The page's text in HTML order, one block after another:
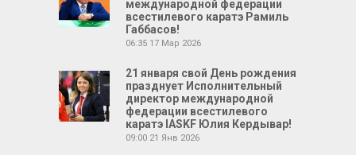
международной федерации
всестилевого каратэ Рамиль
Габбасов!
06:35 17 Мар 2026
21 января свой День рождения
празднует Исполнительный
директор международной
федерации всестилевого
каратэ IASKF Юлия Кердывар!
09:00 21 Янв 2026